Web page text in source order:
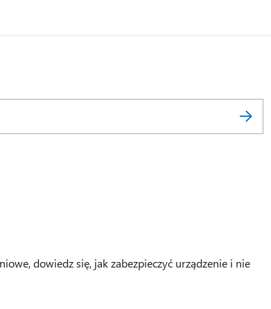
dowiedz się, jak zabezpieczyć urządzenie i nie